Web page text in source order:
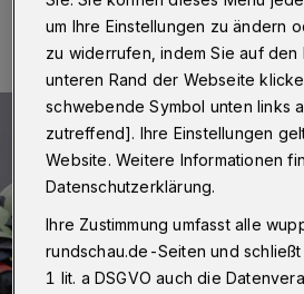
um Ihre Einstellungen zu ändern
zu widerrufen, indem Sie auf den
unteren Rand der Webseite
schwebende Symbol unten links
zutreffend]. Ihre Einstellungen
Website. Weitere Informationen
Datenschutzerklärung.
Ihre Zustimmung umfasst alle
rundschau.de-Seiten und schließt
1 lit. a DSGVO auch die